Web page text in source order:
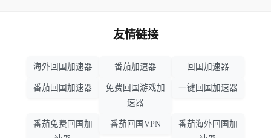
友情链接
海外回国加速器 番茄加速器 回国加速器
番茄回国加速器
免费回国游戏加
速器
一键回国加速器
番茄免费回国加
番茄回国VPN
番茄海外回国加